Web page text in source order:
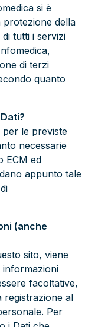
si è
protezione della
tutti i servizi
di terzi
quanto
per le previste
necessarie
ECM ed
appunto tale
(anche
sito, viene
informazioni
facoltative,
registrazione al
Per